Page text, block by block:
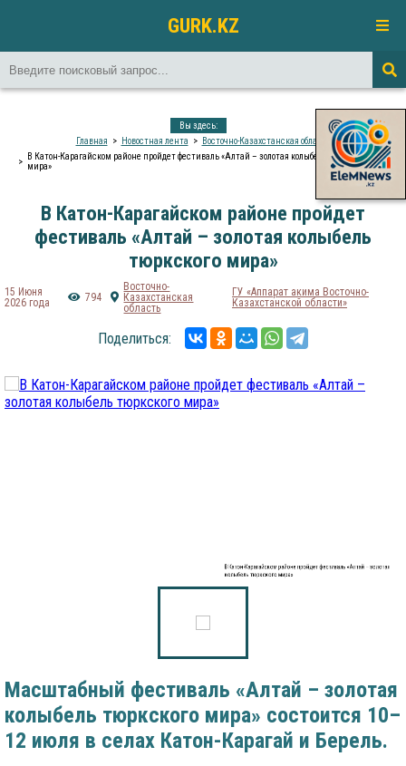
GURK.KZ
Вы здесь:
Главная
Новостная лента
Восточно-Казахстанская область
В Катон-Карагайском районе пройдет фестиваль «Алтай – золотая колыбель тюркского
мира»
В Катон-Карагайском районе пройдет
фестиваль «Алтай – золотая колыбель
тюркского мира»
15 Июня
2026 года
794
Восточно-
Казахстанская
область
ГУ «Аппарат акима Восточно-
Казахстанской области»
Поделиться:
В Катон-Карагайском районе пройдет фестиваль «Алтай – золотая
колыбель тюркского мира»
Масштабный фестиваль «Алтай – золотая
колыбель тюркского мира» состоится 10–
12 июля в селах Катон-Карагай и Берель.